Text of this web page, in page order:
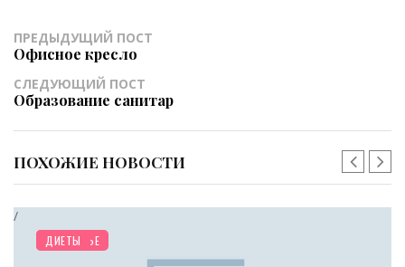
ПРЕДЫДУЩИЙ ПОСТ
Офисное кресло
СЛЕДУЮЩИЙ ПОСТ
Образование санитар
ПОХОЖИЕ НОВОСТИ
ЗДОРОВЬЕ
/
ДИЕТЫ